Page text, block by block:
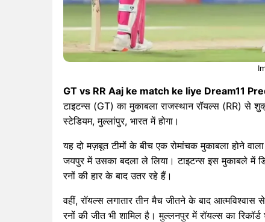
GT vs RR Aaj ke match ke liye Dream11
टाइटन्स (GT) का मुकाबला राजस्थान रॉयल्स (RR) से
स्टेडियम, मुल्लांपुर, भारत में होगा।
यह दो मज़बूत टीमों के बीच एक रोमांचक मुकाबला होने
जयपुर में उसका बदला ले लिया। टाइटन्स इस मुकाबले में
रनों की हार के बाद उतर रहे हैं।
वहीं, रॉयल्स लगातार तीन मैच जीतने के बाद
रनों की जीत भी शामिल है। मुल्लनपुर में रॉयल्स का